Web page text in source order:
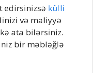
edirsinizsə külli
və maliyyə
ata bilərsiniz.
bir məbləğlə